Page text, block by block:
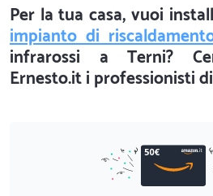
Per la tua casa, vuoi
impianto di
infrarossi a Terni?
Ernesto.it i professionisti